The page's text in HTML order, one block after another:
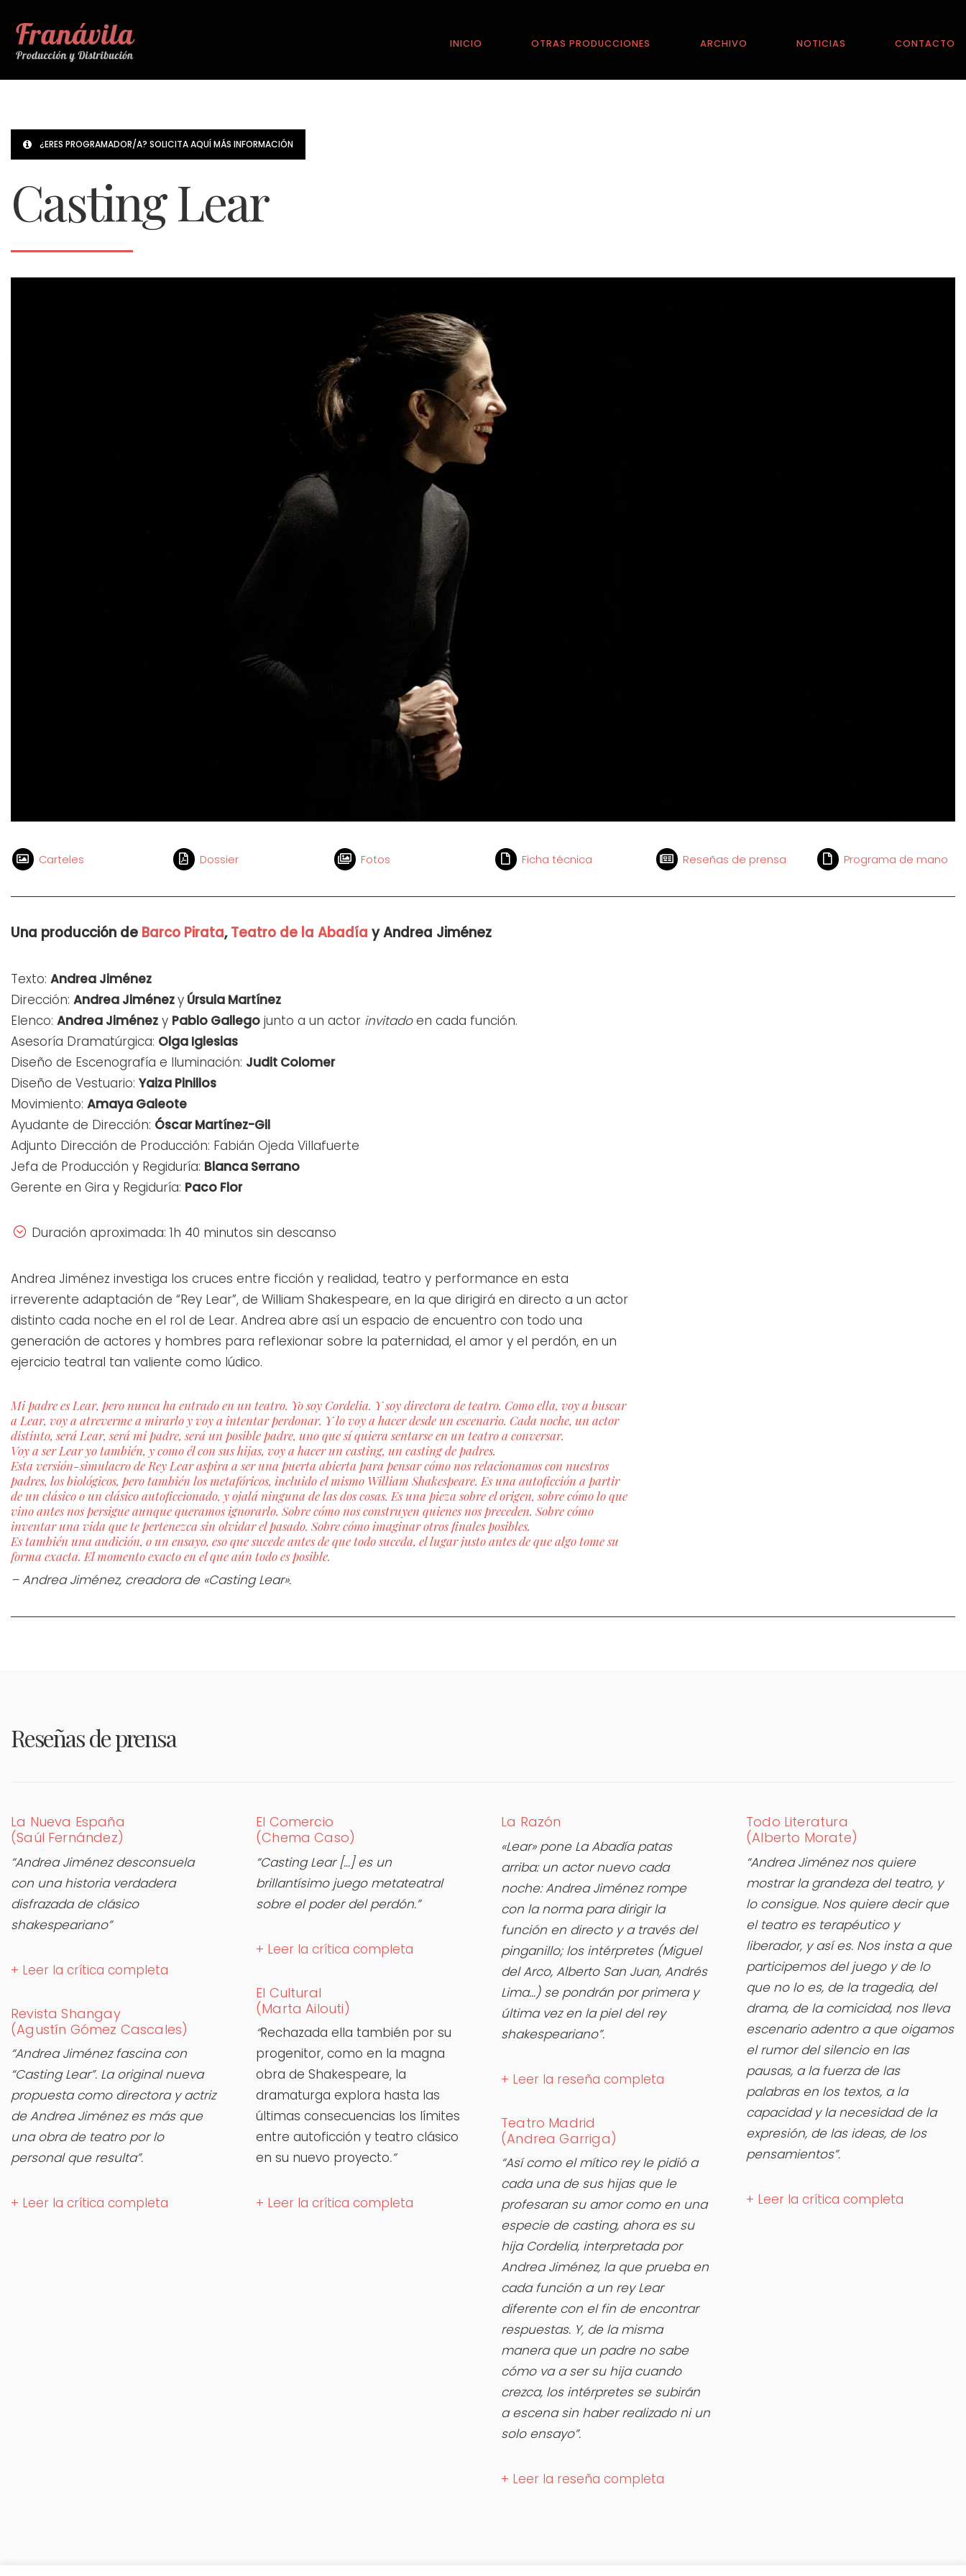
INICIO OTRAS PRODUCCIONES ARCHIVO NOTICIAS CONTACTO
¿ERES PROGRAMADOR/A? SOLICITA AQUÍ MÁS INFORMACIÓN
Casting Lear
Carteles Dossier Fotos Ficha técnica Reseñas de prensa Programa de mano
Una producción de Barco Pirata,Teatro de la Abadía y Andrea Jiménez
Texto: Andrea Jiménez
Dirección: Andrea Jiménezy Úrsula Martínez
Elenco: Andrea Jiménez y Pablo Gallego junto a un actor invitadoen cada función.
Asesoría Dramatúrgica: Olga Iglesias
Diseño de Escenografía e Iluminación: Judit Colomer
Diseño de Vestuario: Yaiza Pinillos
Movimiento: Amaya Galeote
Ayudante de Dirección: Óscar Martínez-Gil
Adjunto Dirección de Producción: Fabián Ojeda Villafuerte
Jefa de Producción y Regiduría: Blanca Serrano
Gerente en Gira y Regiduría: Paco Flor
Duración aproximada: 1h 40 minutos sin descanso
Andrea Jiménez investiga los cruces entre ficción y realidad, teatro y performance en esta
irreverente adaptación de “Rey Lear”, de William Shakespeare, en la que dirigirá en directo a un actor
distinto cada noche en el rol de Lear. Andrea abre así un espacio de encuentro con todo una
generación de actores y hombres para reflexionar sobre la paternidad, el amor y el perdón, en un
ejercicio teatral tan valiente como lúdico.
Mi padre es Lear, pero nunca ha entrado en un teatro. Yo soy Cordelia. Y soy directora de teatro. Como ella, voy a buscar
a Lear, voy a atreverme a mirarlo y voy a intentar perdonar. Y lo voy a hacer desde un escenario. Cada noche, un actor
distinto, será Lear, será mi padre, será un posible padre, uno que sí quiera sentarse en un teatro a conversar.
Voy a ser Lear yo también, y como él con sus hijas, voy a hacer un casting, un casting de padres.
Esta versión-simulacro de Rey Lear aspira a ser una puerta abierta para pensar cómo nos relacionamos con nuestros
padres, los biológicos, pero también los metafóricos, incluido el mismo William Shakespeare. Es una autoficción a partir
de un clásico o un clásico autoficcionado, y ojalá ninguna de las dos cosas. Es una pieza sobre el origen, sobre cómo lo que
vino antes nos persigue aunque queramos ignorarlo. Sobre cómo nos construyen quienes nos preceden. Sobre cómo
inventar una vida que te pertenezca sin olvidar el pasado. Sobre cómo imaginar otros finales posibles.
Es también una audición, o un ensayo, eso que sucede antes de que todo suceda, el lugar justo antes de que algo tome su
forma exacta. El momento exacto en el que aún todo es posible.
– Andrea Jiménez, creadora de «Casting Lear».
Reseñas de prensa
La Nueva España
(Saúl Fernández)
“Andrea Jiménez desconsuela
con una historia verdadera
disfrazada de clásico
shakespeariano”
+ Leer la crítica completa
Revista Shangay
(Agustín Gómez Cascales)
“Andrea Jiménez fascina con
“Casting Lear”. La original nueva
propuesta como directora y actriz
de Andrea Jiménez es más que
una obra de teatro por lo
personal que resulta”.
+ Leer la crítica completa
El Comercio
(Chema Caso)
“Casting Lear […] es un
brillantísimo juego metateatral
sobre el poder del perdón.”
+ Leer la crítica completa
El Cultural
(Marta Ailouti)
“Rechazada ella también por su
progenitor, como en la magna
obra de Shakespeare, la
dramaturga explora hasta las
últimas consecuencias los límites
entre autoficción y teatro clásico
en su nuevo proyecto.”
+ Leer la crítica completa
La Razón
«Lear» pone La Abadía patas
arriba: un actor nuevo cada
noche: Andrea Jiménez rompe
con la norma para dirigir la
función en directo y a través del
pinganillo; los intérpretes (Miguel
del Arco, Alberto San Juan, Andrés
Lima…) se pondrán por primera y
última vez en la piel del rey
shakespeariano”.
+ Leer la reseña completa
Teatro Madrid
(Andrea Garriga)
“Así como el mítico rey le pidió a
cada una de sus hijas que le
profesaran su amor como en una
especie de casting, ahora es su
hija Cordelia, interpretada por
Andrea Jiménez, la que prueba en
cada función a un rey Lear
diferente con el fin de encontrar
respuestas. Y, de la misma
manera que un padre no sabe
cómo va a ser su hija cuando
crezca, los intérpretes se subirán
a escena sin haber realizado ni un
solo ensayo”.
+ Leer la reseña completa
Todo Literatura
(Alberto Morate)
“Andrea Jiménez nos quiere
mostrar la grandeza del teatro, y
lo consigue. Nos quiere decir que
el teatro es terapéutico y
liberador, y así es. Nos insta a que
participemos del juego y de lo
que no lo es, de la tragedia, del
drama, de la comicidad, nos lleva
escenario adentro a que oigamos
el rumor del silencio en las
pausas, a la fuerza de las
palabras en los textos, a la
capacidad y la necesidad de la
expresión, de las ideas, de los
pensamientos”.
+ Leer la crítica completa